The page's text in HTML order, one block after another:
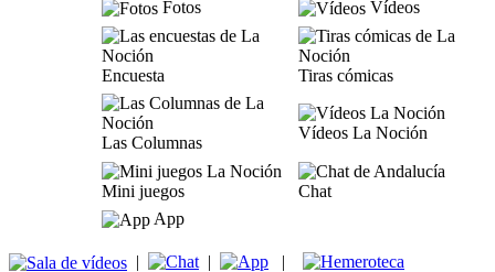
Fotos
Vídeos
Encuesta Tiras cómicas
Las Columnas
Vídeos La Noción
Mini juegos
Chat
App
| | |